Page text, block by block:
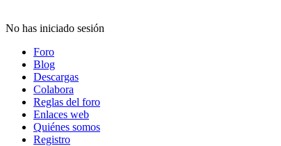
No has iniciado sesión
Foro
Blog
Descargas
Colabora
Reglas del foro
Enlaces web
Quiénes somos
Registro